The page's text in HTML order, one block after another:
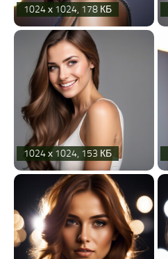
1024 х 1024, 178 КБ
1024 х 1024, 153 КБ